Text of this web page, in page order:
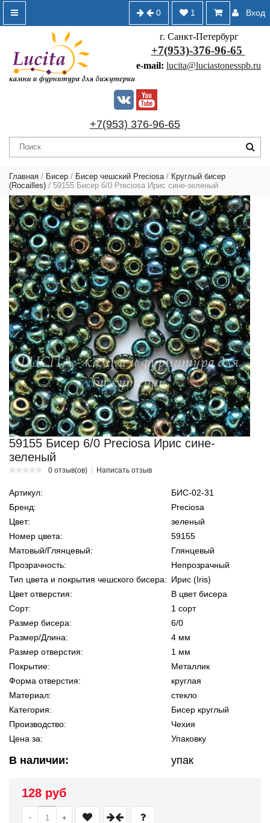
Вход
1
0
г. Санкт-Петербург
+7(953)-376-96-65
e-mail: lucita@luciastonesspb.ru
+7(953) 376-96-65
Главная / Бисер / Бисер чешский Preciosa / Круглый бисер
(Rocailles) / 59155 Бисер 6/0 Preciosa Ирис сине-зеленый
59155 Бисер 6/0 Preciosa Ирис сине-
зеленый
0 отзыв(ов) Написать отзыв
Артикул:
БИС-02-31
Бренд:
Preciosa
Цвет:
зеленый
Номер цвета:
59155
Матовый/Глянцевый:
Глянцевый
Прозрачность:
Непрозрачный
Тип цвета и покрытия чешского бисера: Ирис (Iris)
Цвет отверстия:
В цвет бисера
Сорт:
1 сорт
Размер бисера:
6/0
Размер/Длина:
4 мм
Размер отверстия:
1 мм
Покрытие:
Металлик
Форма отверстия:
круглая
Материал:
стекло
Категория:
Бисер круглый
Производство:
Чехия
Цена за:
Упаковку
В наличии: упак
128 руб
- +